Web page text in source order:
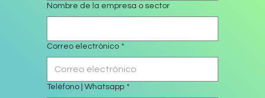
Nombre de la empresa o sector
Correo electrónico *
Teléfono | Whatsapp *